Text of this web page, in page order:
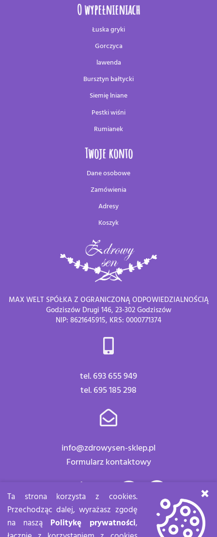
O wypełnieniach
Łuska gryki
Gorczyca
lawenda
Bursztyn bałtycki
Siemię lniane
Pestki wiśni
Rumianek
Twoje konto
Dane osobowe
Zamówienia
Adresy
Koszyk
MAX WELT SPÓŁKA Z OGRANICZONĄ ODPOWIEDZIALNOŚCIĄ
Godziszów Drugi 146, 23-302 Godziszów
NIP: 8621645915, KRS: 0000771374
tel. 693 655 949
tel. 695 185 298
info@zdrowysen-sklep.pl
Formularz kontaktowy
Znajdź nas:
Ta strona korzysta z cookies.
Przechodząc dalej, wyrażasz zgodę
na naszą Politykę prywatności,
×